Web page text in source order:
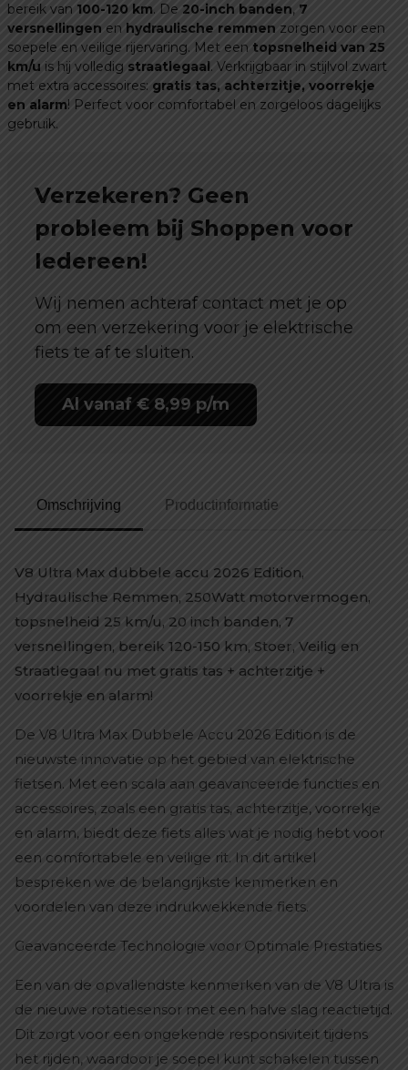
Dubbele
Accu
+
Gratis
Tas,
Achterzitje,
Alarm!
aantal
bereik van 100-120 km. De 20-inch banden, 7
versnellingen en hydraulische remmen zorgen voor een
soepele en veilige rijervaring. Met een topsnelheid van 25
km/u is hij volledig straatlegaal . Verkrijgbaar in stijlvol zwart
met extra accessoires: gratis tas, achterzitje, voorrekje
en alarm! Perfect voor comfortabel en zorgeloos dagelijks
gebruik.
Verzekeren? Geen
probleem bij Shoppen voor
Iedereen!
Wij nemen achteraf contact met je op
om een verzekering voor je elektrische
fiets te af te sluiten.
Al vanaf € 8,99 p/m
Omschrijving Productinformatie
V8 Ultra Max dubbele accu 2026 Edition,
Hydraulische Remmen, 250Watt motorvermogen,
topsnelheid 25 km/u, 20 inch banden, 7
versnellingen, bereik 120-150 km, Stoer, Veilig en
Straatlegaal nu met gratis tas + achterzitje +
voorrekje en alarm!
De V8 Ultra Max Dubbele Accu 2026 Edition is de
nieuwste innovatie op het gebied van elektrische
fietsen. Met een scala aan geavanceerde functies en
accessoires, zoals een gratis tas, achterzitje, voorrekje
en alarm, biedt deze fiets alles wat je nodig hebt voor
een comfortabele en veilige rit. In dit artikel
bespreken we de belangrijkste kenmerken en
voordelen van deze indrukwekkende fiets.
Geavanceerde Technologie voor Optimale Prestaties
Een van de opvallendste kenmerken van de V8 Ultra is
de nieuwe rotatiesensor met een halve slag reactietijd.
Dit zorgt voor een ongekende responsiviteit tijdens
het rijden, waardoor je soepel kunt schakelen tussen